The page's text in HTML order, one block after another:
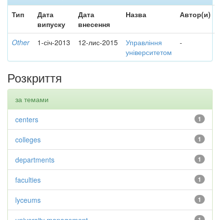
Тип
Дата
випуску
Дата
внесення
Назва Автор(и)
Other 1-січ-2013 12-лис-2015
Управління
університетом
-
Розкриття
за темами
1
centers
1
colleges
1
departments
1
faculties
1
lyceums